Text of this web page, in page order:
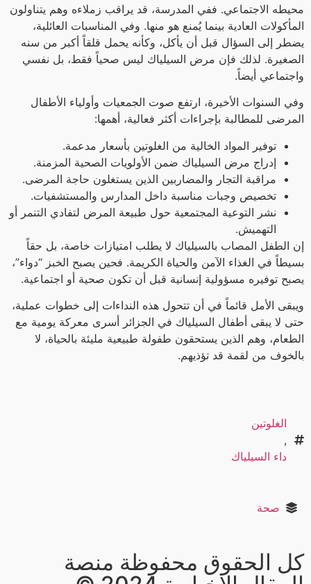
محيطه الاجتماعي. ففي المدرسة، قد يراقب زملاءه وهم يتناولون
المأكولات العادية بينما يُمنع هو منها. وفي المناسبات العائلية،
يضطر إلى السؤال قبل أن يأكل، وكأنه يحمل قلقاً أكبر من سنه
الصغيرة. لذلك فإن مرض السيلياك ليس صحياً فقط، بل نفسي
واجتماعي أيضاً.
وفي السنوات الأخيرة، ارتفع صوت الجمعيات وأولياء الأطفال
المرضى للمطالبة بإجراءات أكثر فعالية، أهمها:
توفير المواد الخالية من الغلوتين بأسعار مدعمة.
إدراج مرض السيلياك ضمن الأولويات الصحية المزمنة.
مراقبة التجار والمضاربين الذين يستغلون حاجة المرضى.
تخصيص وجبات مناسبة داخل المدارس والمستشفيات.
نشر التوعية المجتمعية حول طبيعة المرض لتفادي التنمر أو
التهميش.
إن الطفل المصاب بالسيلياك لا يطلب امتيازات خاصة، بل حقاً
بسيطاً في الغذاء الآمن والحياة الكريمة. فحين يصبح الخبز “دواء”،
يصبح توفيره مسؤولية إنسانية قبل أن تكون صحية أو اجتماعية.
ويبقى الأمل قائماً في أن تتحول هذه النداءات إلى خطوات عملية،
حتى لا يبقى أطفال السيلياك في الجزائر أسرى معركة يومية مع
الطعام، وهم الذين يستحقون طفولة طبيعية مليئة بالحياة، لا
بالخوف من لقمة قد تؤذيهم.
الغلوتين
,
داء السيلياك
صحة
كل الحقوق محفوظة منصة